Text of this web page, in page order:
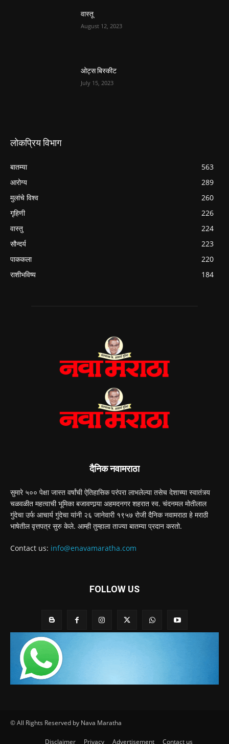
वास्तू
August 12, 2023
ओट्स बिस्कीट
July 15, 2023
लोकप्रिय विभाग
बातम्या
563
आरोग्य
289
मुलांचे विश्व
260
गृहिणी
226
वास्तु
224
सौन्दर्य
223
पाककला
220
राशीभविष्य
184
दैनिक नवामराठा
सुमारे ५०० पेक्षा जास्त वर्षांची ऐतिहासिक परंपरा लाभलेल्या तसेच देशाच्या स्वातंत्र्य
चळवळीत महत्वाची भूमिका बजावणार्‍या अहमदनगर शहरात स्व. चंदनमल मोतीलाल
गुंदेचा उर्फ आचार्य गुंदेचा यांनी २६ जानेवारी १९५७ रोजी दैनिक नवामराठा हे मराठी
भाषेतील वृत्तपत्र सुरु केले. आम्ही तुम्हाला ताज्या बातम्या प्रदान करतो.
Contact us: info@enavamaratha.com
FOLLOW US
© All Rights Reserved by Nava Maratha
Disclaimer Privacy Advertisement Contact us